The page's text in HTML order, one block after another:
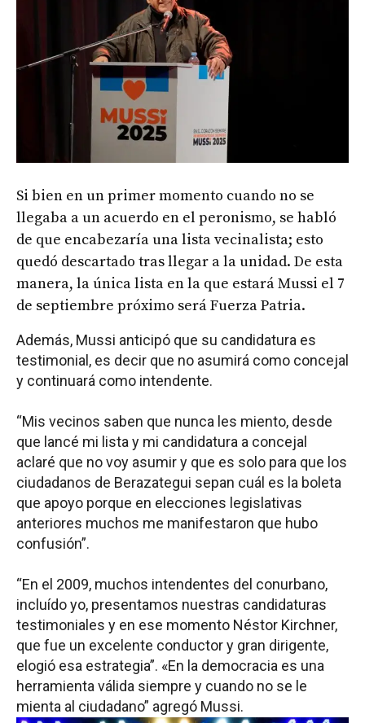
Si bien en un primer momento cuando no se
llegaba a un acuerdo en el peronismo, se habló
de que encabezaría una lista vecinalista; esto
quedó descartado tras llegar a la unidad. De esta
manera, la única lista en la que estará Mussi el 7
de septiembre próximo será Fuerza Patria.
Además, Mussi anticipó que su candidatura es
testimonial, es decir que no asumirá como concejal
y continuará como intendente.
“Mis vecinos saben que nunca les miento, desde
que lancé mi lista y mi candidatura a concejal
aclaré que no voy asumir y que es solo para que los
ciudadanos de Berazategui sepan cuál es la boleta
que apoyo porque en elecciones legislativas
anteriores muchos me manifestaron que hubo
confusión”.
“En el 2009, muchos intendentes del conurbano,
incluído yo, presentamos nuestras candidaturas
testimoniales y en ese momento Néstor Kirchner,
que fue un excelente conductor y gran dirigente,
elogió esa estrategia”. «En la democracia es una
herramienta válida siempre y cuando no se le
mienta al ciudadano” agregó Mussi.